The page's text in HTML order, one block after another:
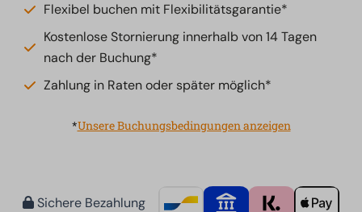
Flexibel buchen mit Flexibilitätsgarantie*
Kostenlose Stornierung innerhalb von 14 Tagen
nach der Buchung*
Zahlung in Raten oder später möglich*
*Unsere Buchungsbedingungen anzeigen
Sichere Bezahlung